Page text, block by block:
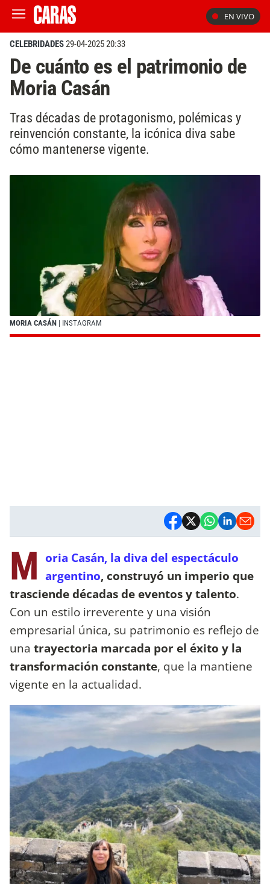
EN VIVO
CELEBRIDADES29-04-2025 20:33
De cuánto es el patrimonio de
Moria Casán
Tras décadas de protagonismo, polémicas y
reinvención constante, la icónica diva sabe
cómo mantenerse vigente.
MORIA CASÁN | INSTAGRAM
M oria Casán, la diva del espectáculo
argentino, construyó un imperio que
trasciende décadas de eventos y talento.
Con un estilo irreverente y una visión
empresarial única, su patrimonio es reflejo de
una trayectoria marcada por el éxito y la
transformación constante, que la mantiene
vigente en la actualidad.